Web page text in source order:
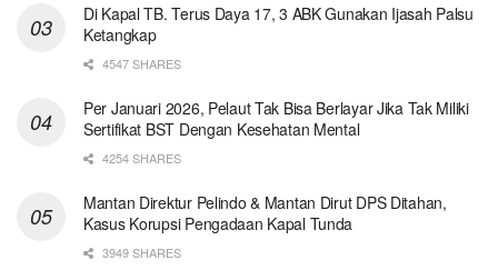
Di Kapal TB. Terus Daya 17, 3 ABK Gunakan Ijasah Palsu
Ketangkap
4547 SHARES
Per Januari 2026, Pelaut Tak Bisa Berlayar Jika Tak Miliki
Sertifikat BST Dengan Kesehatan Mental
4254 SHARES
Mantan Direktur Pelindo & Mantan Dirut DPS Ditahan,
Kasus Korupsi Pengadaan Kapal Tunda
3949 SHARES